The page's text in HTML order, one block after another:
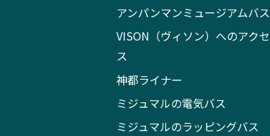
アンパンマンミュージアムバス
VISON（ヴィソン）へのアクセ
ス
神都ライナー
ミジュマルの電気バス
ミジュマルのラッピングバス